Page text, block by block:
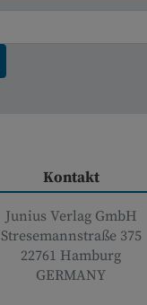
Kontakt
Junius Verlag GmbH
Stresemannstraße 375
22761 Hamburg
GERMANY